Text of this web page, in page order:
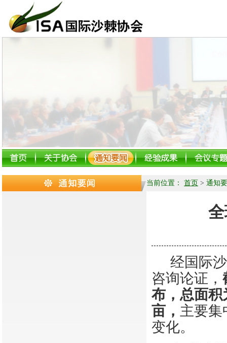
当前位置： 首页 > 通知
经国际
咨询论证，
布，总面积
亩， 主要
变化。